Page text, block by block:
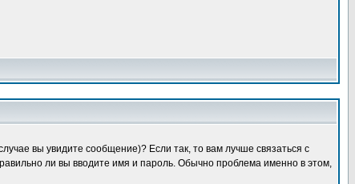
вы увидите сообщение)? Если так, то вам лучше связаться с
ли вы вводите имя и пароль. Обычно проблема именно в этом,